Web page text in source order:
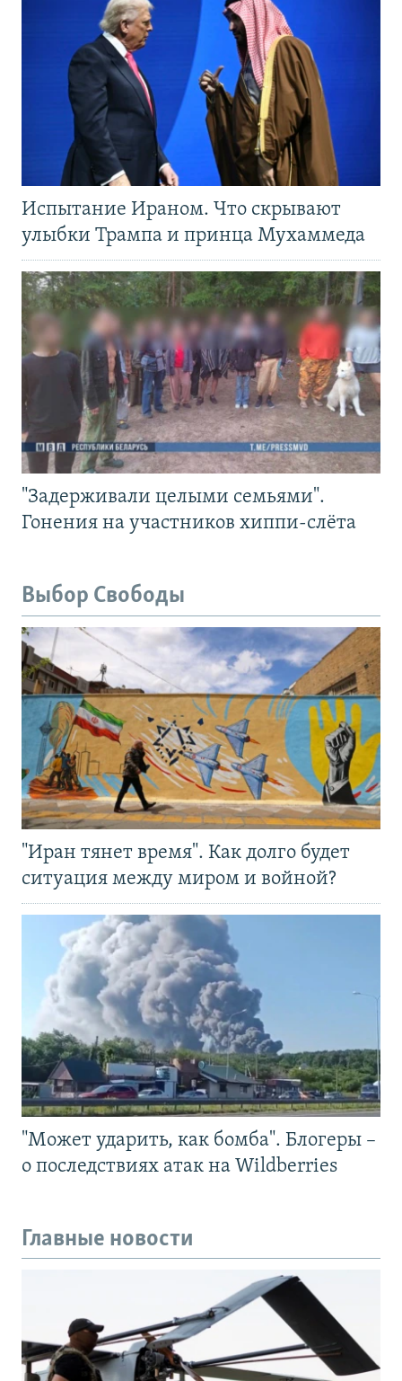
Испытание Ираном. Что скрывают
улыбки Трампа и принца Мухаммеда
"Задерживали целыми семьями".
Гонения на участников хиппи-слёта
Выбор Свободы
"Иран тянет время". Как долго будет
ситуация между миром и войной?
"Может ударить, как бомба". Блогеры –
о последствиях атак на Wildberries
Главные новости